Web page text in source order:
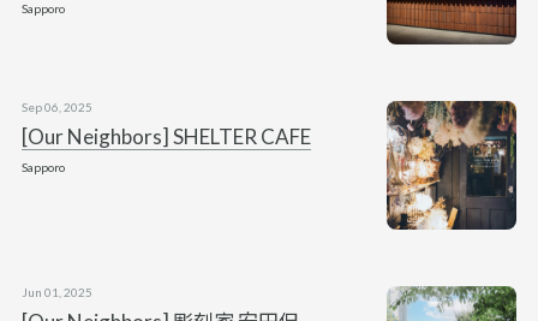
Sapporo
[Our Neighbors] SHELTER CAFE
Sep 06, 2025
Sapporo
Jun 01, 2025